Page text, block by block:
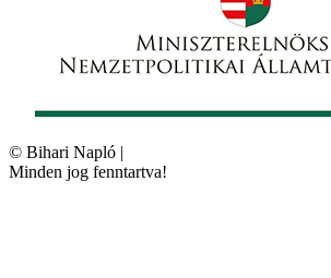
© Bihari Napló |
Minden jog fenntartva!